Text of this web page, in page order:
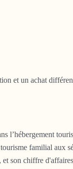
et un achat
l’hébergement
familial aux
son chiffre